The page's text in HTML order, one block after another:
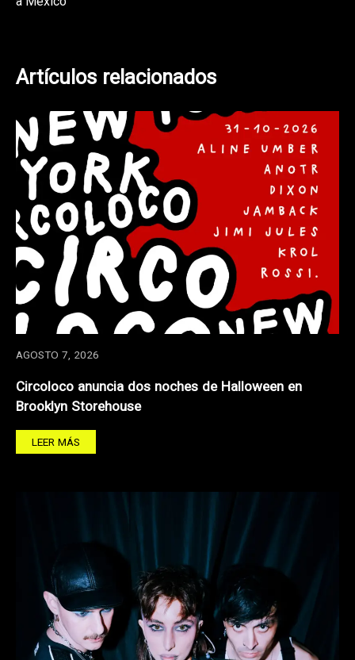
Artículos relacionados
AGOSTO 7, 2026
Circoloco anuncia dos noches de Halloween en
Brooklyn Storehouse
LEER MÁS